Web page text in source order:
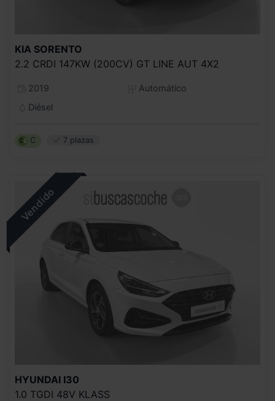
KIA SORENTO
2.2 CRDI 147KW (200CV) GT LINE AUT 4X2
2019
Automático
Diésel
C 7 plazas
HYUNDAI I30
1.0 TGDI 48V KLASS